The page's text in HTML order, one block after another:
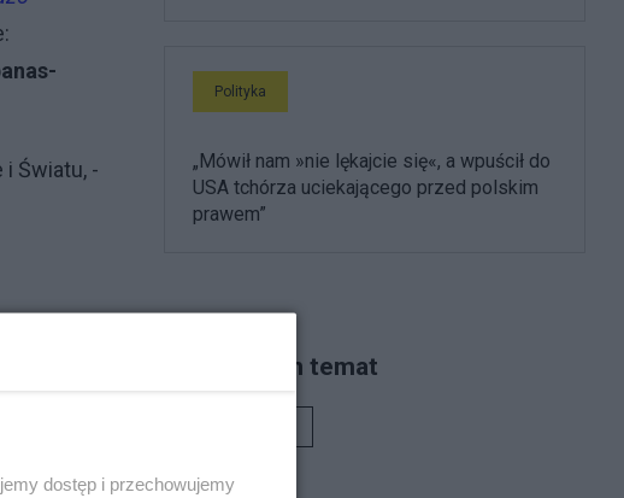
Światu, -
Polityka
„Mówił nam »nie lękajcie się«, a wpuścił do
USA tchórza uciekającego przed polskim
prawem”
Piszą na ten temat
dostęp i przechowujemy